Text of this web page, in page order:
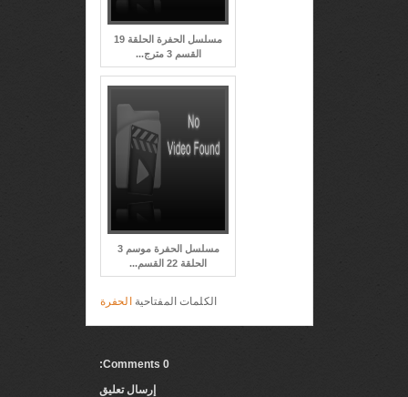
مسلسل الحفرة الحلقة 19
القسم 3 مترج...
مسلسل الحفرة موسم 3
الحلقة 22 القسم...
الكلمات المفتاحيةالحفرة
0 Comments:
إرسال تعليق